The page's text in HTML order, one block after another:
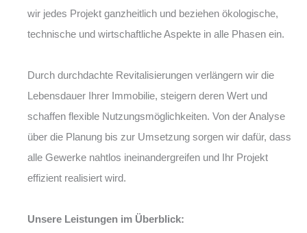
wir jedes Projekt ganzheitlich und beziehen ökologische,
technische und wirtschaftliche Aspekte in alle Phasen ein.
Durch durchdachte Revitalisierungen verlängern wir die
Lebensdauer Ihrer Immobilie, steigern deren Wert und
schaffen flexible Nutzungsmöglichkeiten. Von der Analyse
über die Planung bis zur Umsetzung sorgen wir dafür, dass
alle Gewerke nahtlos ineinandergreifen und Ihr Projekt
effizient realisiert wird.
Unsere Leistungen im Überblick: